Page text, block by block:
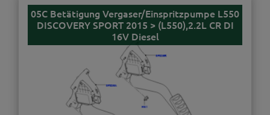
05C Betätigung Vergaser/Einspritzpumpe L550
DISCOVERY SPORT 2015 > (L550),2.2L CR DI
16V Diesel